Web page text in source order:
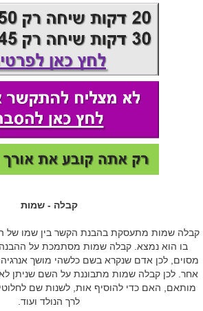
קבלה - שמות
קבלה שמות מתעסקת בהבנת הקשר בין שמו של
בו הוא נמצא. קבלה שמות מסתמכת על
מסוים, לכן אדם שנקרא בשם כלשהי מושך
אחר. לכן קבלה שמות מתבוננת על השם שניתן
מותאם, האם כדי להוסיף אות, לשנות שם
לרך הנולד ועוד.